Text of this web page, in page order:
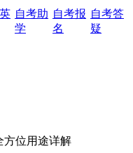
自考助
学
自考报
名
自考答
疑
方位用途详解